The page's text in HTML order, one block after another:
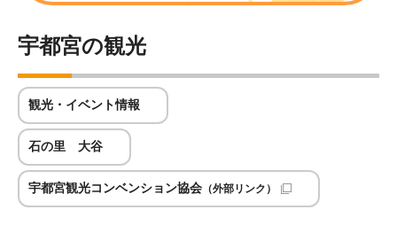
宇都宮の観光
観光・イベント情報
石の里 大谷
宇都宮観光コンベンション協会 （外部リンク）